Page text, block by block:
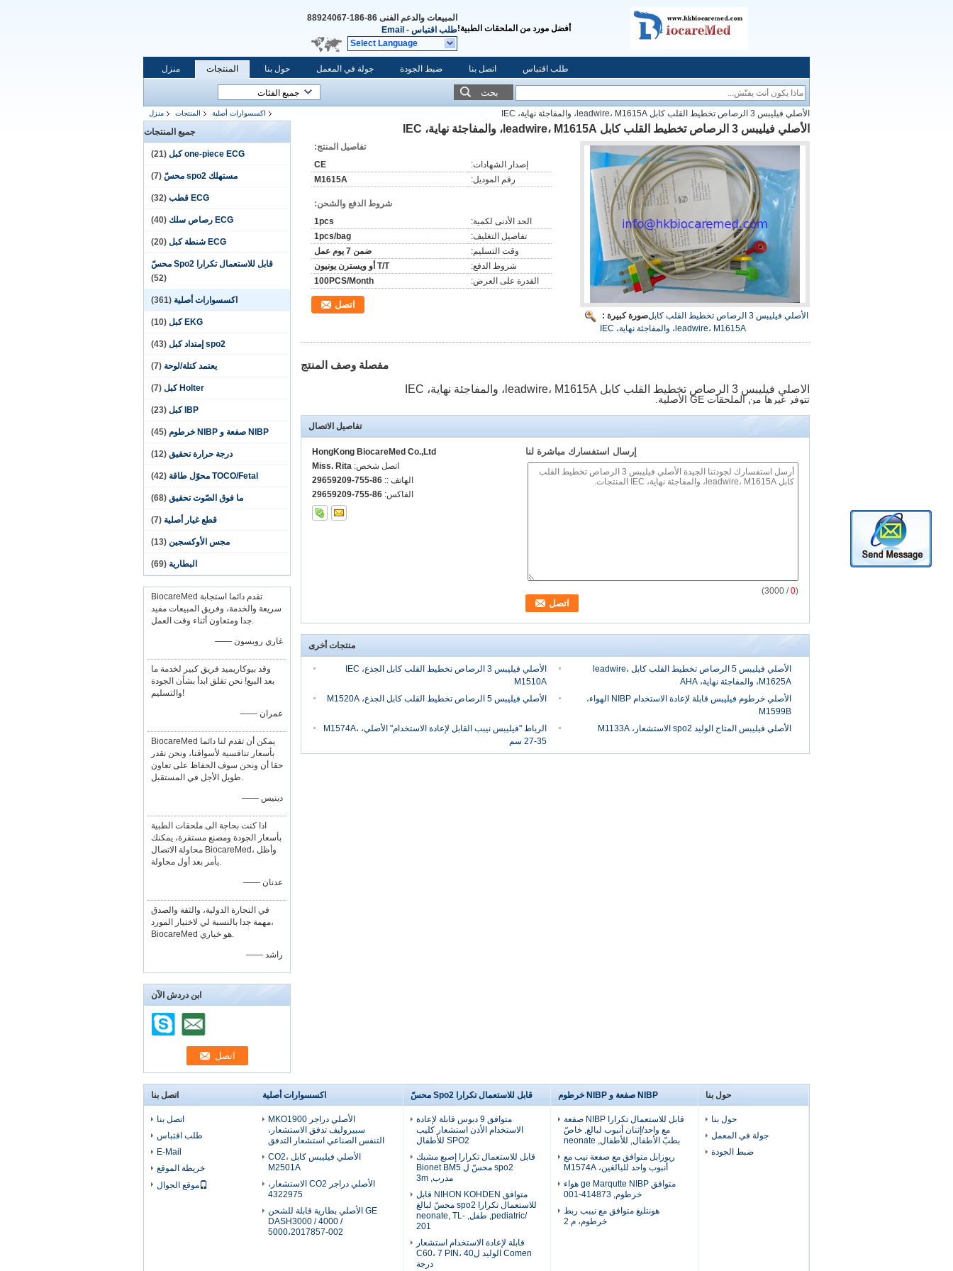
أفضل مورد من الملحقات الطبية!
المبيعات والدعم الفنى 86-186-88924067
طلب اقتباس -
Email
Select Language
منزل المنتجات حول بنا جولة في المعمل ضبط الجودة اتصل بنا طلب اقتباس
بحث
منزل المنتجات اكسسوارات أصلية
الأصلي فيليبس 3 الرصاص تخطيط القلب كابل leadwire، M1615A، والمفاجئة نهاية، IEC
جميع المنتجات
one-piece ECG كبل (21)
مستهلك spo2 محسّ (7)
ECG قطب (32)
ECG رصاص سلك (40)
ECG شنطة كبل (20)
قابل للاستعمال تكرارا Spo2 محسّ
(52)
اكسسوارات أصلية (361)
EKG كبل (10)
spo2 إمتداد كبل (43)
يعتمد كتلة/لوحة (7)
Holter كبل (7)
IBP كبل (23)
NIBP صفعة و NIBP خرطوم (45)
درجة حرارة تحقيق (12)
TOCO/Fetal محوّل طاقة (42)
ما فوق الصّوت تحقيق (68)
قطع غيار أصلية (7)
مجس الأوكسجين (13)
البطارية (69)
BiocareMed تقدم دائما استجابة
سريعة والخدمة، وفريق المبيعات مفيد
جدا ومتعاون أثناء وقت العمل.
—— غاري روبسون
وقد بيوكاريميد فريق كبير لخدمة ما
بعد البيع! نحن تقلق ابدأ بشأن الجودة
والتسليم!
—— عمران
BiocareMed يمكن أن تقدم لنا دائما
بأسعار تنافسية لأسواقنا، ونحن نقدر
حقا أن ونحن سوف الحفاظ على تعاون
طويل الأجل في المستقبل.
—— دينيس
اذا كنت بحاجة الى ملحقات الطبية
بأسعار الجودة ومصنع مستقرة، يمكنك
محاولة الاتصال BiocareMed، وأظل
يأمر بعد أول محاولة.
—— عدنان
في التجارة الدولية، والثقة والصدق
مهمة جدا بالنسبة لي لاختيار المورد،
BiocareMed هو خياري.
—— راشد
ابن دردش الآن
الأصلي فيليبس 3 الرصاص تخطيط القلب كابل leadwire، M1615A، والمفاجئة نهاية، IEC
صورة كبيرة :الأصلي فيليبس 3 الرصاص تخطيط القلب كابل
leadwire، M1615A، والمفاجئة نهاية، IEC
تفاصيل المنتج:
إصدار الشهادات:
CE
رقم الموديل:
M1615A
شروط الدفع والشحن:
الحد الأدنى لكمية:
1pcs
تفاصيل التغليف:
1pcs/bag
وقت التسليم:
ضمن 7 يوم عمل
شروط الدفع:
T/T أو ويسترن يونيون
القدرة على العرض:
100PCS/Month
اتصل
مفصلة وصف المنتج
الأصلي فيليبس 3 الرصاص تخطيط القلب كابل leadwire، M1615A، والمفاجئة نهاية، IEC
تتوفر غيرها من الملحقات GE الأصلية.
تفاصيل الاتصال
HongKong BiocareMed Co.,Ltd
اتصل شخص: Miss. Rita
الهاتف :: 86-755-29659209
الفاكس: 86-755-29659209
إرسال استفسارك مباشرة لنا
(
0
/ 3000)
منتجات أخرى
الأصلي فيليبس 3 الرصاص تخطيط القلب كابل الجذع، IEC
M1510A
الأصلي فيليبس 5 الرصاص تخطيط القلب كابل leadwire،
M1625A، والمفاجئة نهاية، AHA
الأصلي فيليبس 5 الرصاص تخطيط القلب كابل الجذع، M1520A
الأصلي خرطوم فيليبس قابلة لإعادة الاستخدام NIBP الهواء،
M1599B
الرباط "فيليبس نيبب القابل لإعادة الاستخدام" الأصلي، M1574A،
27-35 سم
الأصلي فيليبس المتاح الوليد spo2 الاستشعار، M1133A
حول بنا
حول بنا
جولة في المعمل
ضبط الجودة
NIBP صفعة و NIBP خرطوم
قابل للاستعمال تكرارا NIBP صفعة
مع واحد/إثنان أنبوب لبالغ, خاصّ
بطبّ الأطفال, للأطفال, neonate
ريوزابل متوافق مع صفعة نيب مع
أنبوب واحد للبالغين، M1574A
متوافق ge Marqutte NIBP هواء
خرطوم, 414873-001
هونتليغ متوافق مع نيبب ربط
خرطوم، م 2
قابل للاستعمال تكرارا Spo2 محسّ
متوافق 9 دبوس قابلة لإعادة
الاستخدام الأذن استشعار كليب
SPO2 للأطفال
قابل للاستعمال تكرارا إصبع مشبك
spo2 محسّ ل Bionet BM5
مدرب, 3m
متوافق NIHON KOHDEN قابل
للاستعمال تكرارا spo2 محسّ لبالغ
/pediatric, طفل, neonate, TL-
201
قابلة لإعادة الاستخدام استشعار
Comen الوليد لC60، 7 PIN، 40
درجة
اكسسوارات أصلية
الأصلي دراجر MKO1900
سبيروليف تدفق الاستشعار،
التنفس الصناعي استشعار التدفق
الأصلي فيليبس كابل CO2،
M2501A
الأصلي دراجر CO2 الاستشعار،
4322975
GE الأصلي بطارية قابلة للشحن
DASH3000 / 4000 /
5000،2017857-002
اتصل بنا
اتصل بنا
طلب اقتباس
E-Mail
خريطة الموقع
موقع الجوال